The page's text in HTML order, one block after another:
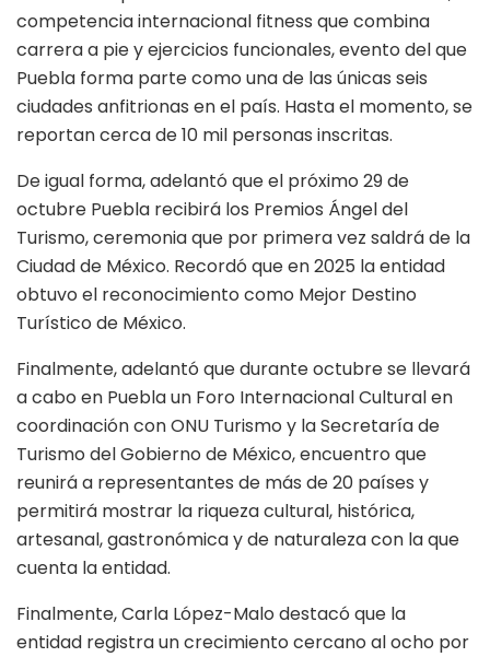
competencia internacional fitness que combina
carrera a pie y ejercicios funcionales, evento del que
Puebla forma parte como una de las únicas seis
ciudades anfitrionas en el país. Hasta el momento, se
reportan cerca de 10 mil personas inscritas.
De igual forma, adelantó que el próximo 29 de
octubre Puebla recibirá los Premios Ángel del
Turismo, ceremonia que por primera vez saldrá de la
Ciudad de México. Recordó que en 2025 la entidad
obtuvo el reconocimiento como Mejor Destino
Turístico de México.
Finalmente, adelantó que durante octubre se llevará
a cabo en Puebla un Foro Internacional Cultural en
coordinación con ONU Turismo y la Secretaría de
Turismo del Gobierno de México, encuentro que
reunirá a representantes de más de 20 países y
permitirá mostrar la riqueza cultural, histórica,
artesanal, gastronómica y de naturaleza con la que
cuenta la entidad.
Finalmente, Carla López-Malo destacó que la
entidad registra un crecimiento cercano al ocho por